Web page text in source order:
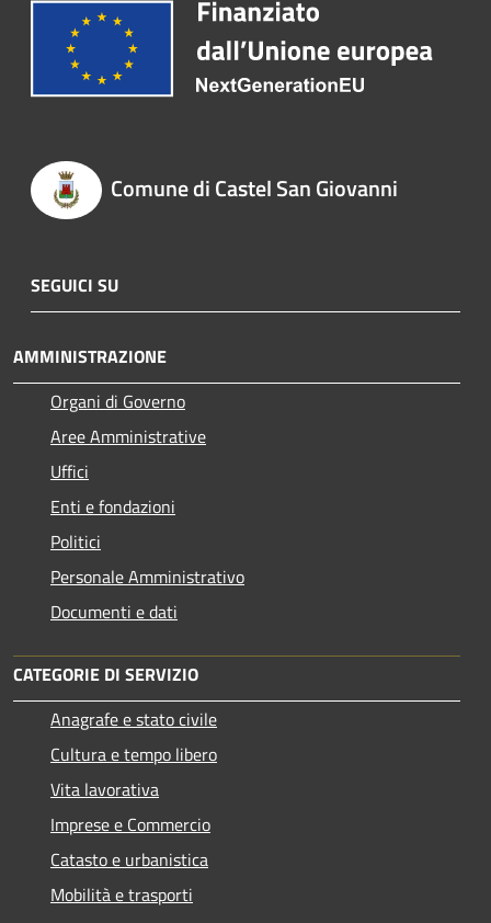
Comune di Castel San Giovanni
SEGUICI SU
AMMINISTRAZIONE
Organi di Governo
Aree Amministrative
Uffici
Enti e fondazioni
Politici
Personale Amministrativo
Documenti e dati
CATEGORIE DI SERVIZIO
Anagrafe e stato civile
Cultura e tempo libero
Vita lavorativa
Imprese e Commercio
Catasto e urbanistica
Mobilità e trasporti